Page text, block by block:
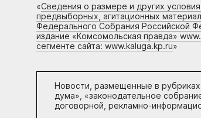
«Сведения о размере и других
предвыборных, агитационных
Федерального Собрания Российской
издание «Комсомольская правда»
сегменте сайта: www.kaluga.kp.ru»
Новости, размещенные в рубриках
дума», «законодательное
договорной, рекламно-